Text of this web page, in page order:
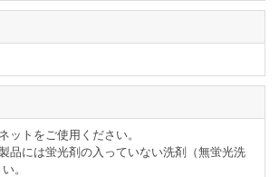
ットをご使用ください。
品には蛍光剤の入っていない洗剤（無蛍光洗
。